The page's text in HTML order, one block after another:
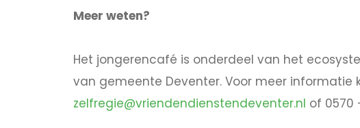
Meer weten?
Het jongerencafé is onderdeel van het
van gemeente Deventer. Voor meer
zelfregie@vriendendienstendeventer.nl of 0570